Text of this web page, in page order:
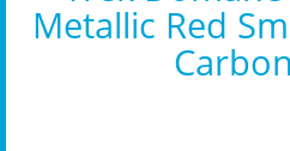
Metallic Red